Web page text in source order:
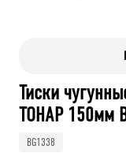
Тиски
ТОНАР 150мм
BG1338